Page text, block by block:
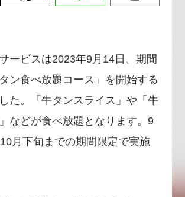
ービスは2023年9月14日、期間
ン食べ放題コース」を開始する
た。「牛タンスライス」や「牛
などが食べ放題となります。9
月下旬までの期間限定で実施